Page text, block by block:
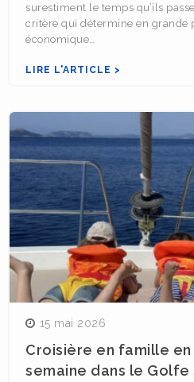
surestiment le temps qu’ils
critère qui détermine en grande
économique…
LIRE L'ARTICLE >
15 mai 2026
Croisière en famille en
semaine dans le